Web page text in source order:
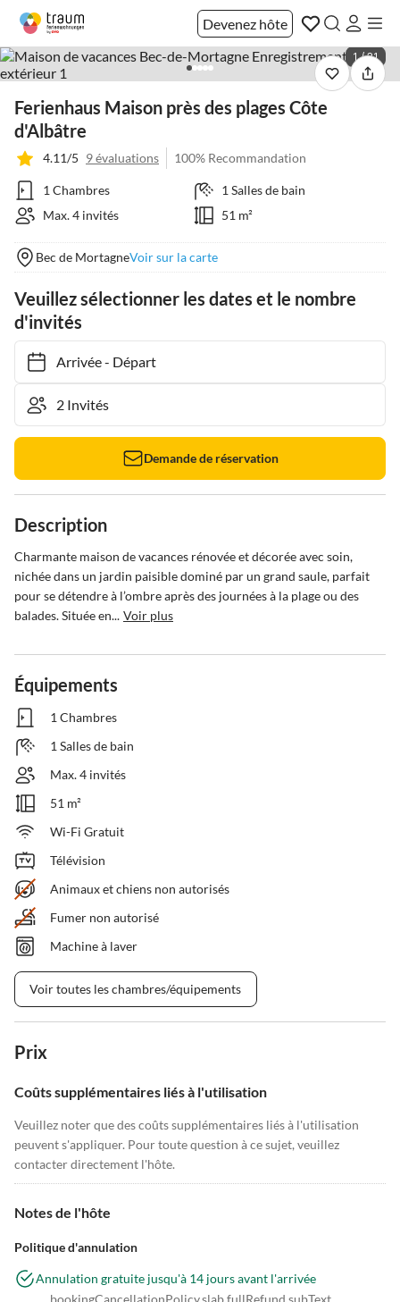
Devenez hôte
1 / 21
Ferienhaus Maison près des plages Côte
d'Albâtre
4.11/5 9 évaluations 100% Recommandation
1 Chambres
1 Salles de bain
Max. 4 invités
51 m²
Bec de MortagneVoir sur la carte
Veuillez sélectionner les dates et le nombre
d'invités
Arrivée- Départ
Demande de réservation
Description
Charmante maison de vacances rénovée et décorée avec soin,
nichée dans un jardin paisible dominé par un grand saule, parfait
pour se détendre à l’ombre après des journées à la plage ou des
balades. Située en... Voir plus
Équipements
1 Chambres
1 Salles de bain
Max. 4 invités
51 m²
Wi-Fi Gratuit
Télévision
Animaux et chiens non autorisés
Fumer non autorisé
Machine à laver
Voir toutes les chambres/équipements
Prix
Coûts supplémentaires liés à l'utilisation
Veuillez noter que des coûts supplémentaires liés à l'utilisation
peuvent s'appliquer. Pour toute question à ce sujet, veuillez
contacter directement l'hôte.
Notes de l'hôte
Politique d'annulation
Annulation gratuite jusqu'à 14 jours avant l'arrivée
bookingCancellationPolicy.slab.fullRefund.subText